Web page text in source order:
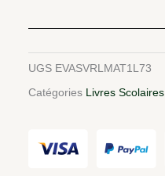
Mathématiques
littéraire
UGS EVASVRLMAT1L73
Catégories Livres Scolaires